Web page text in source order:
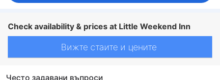
Check availability & prices at Little Weekend Inn
Вижте стаите и цените
Често задавани въпроси